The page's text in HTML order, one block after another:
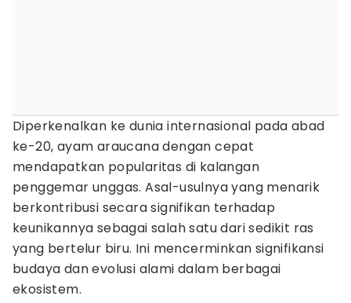
Diperkenalkan ke dunia internasional pada abad
ke-20, ayam araucana dengan cepat
mendapatkan popularitas di kalangan
penggemar unggas. Asal-usulnya yang menarik
berkontribusi secara signifikan terhadap
keunikannya sebagai salah satu dari sedikit ras
yang bertelur biru. Ini mencerminkan signifikansi
budaya dan evolusi alami dalam berbagai
ekosistem.